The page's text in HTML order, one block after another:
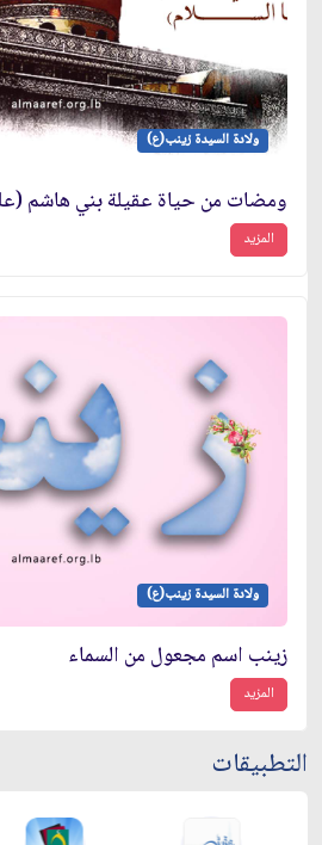
ولادة السيدة زينب(ع)
ومضات من حياة عقيلة بني هاشم
المزيد
ولادة السيدة زينب(ع)
زينب اسم مجعول من السماء
المزيد
التطبيقات